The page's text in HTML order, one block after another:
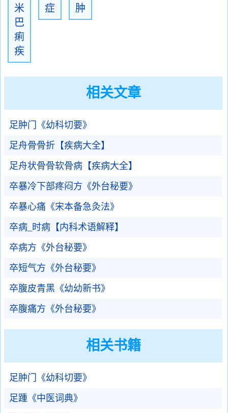
米
巴
痢
疾
症
肿
相关文章
足肿门《幼科切要》
足舟骨骨折【疾病大全】
足舟状骨骨软骨病【疾病大全】
卒暴冷下部疼闷方《外台秘要》
卒暴心痛《宋本备急灸法》
卒病_时病【内科术语解释】
卒病方《外台秘要》
卒短气方《外台秘要》
卒腹皮青黑《幼幼新书》
卒腹痛方《外台秘要》
相关书籍
足肿门《幼科切要》
足踵《中医词典》